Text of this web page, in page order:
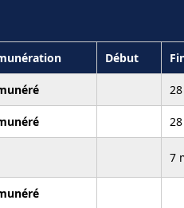
Début
7